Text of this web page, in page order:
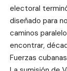
electoral
diseñado para
caminos
encontrar,
Fuerzas